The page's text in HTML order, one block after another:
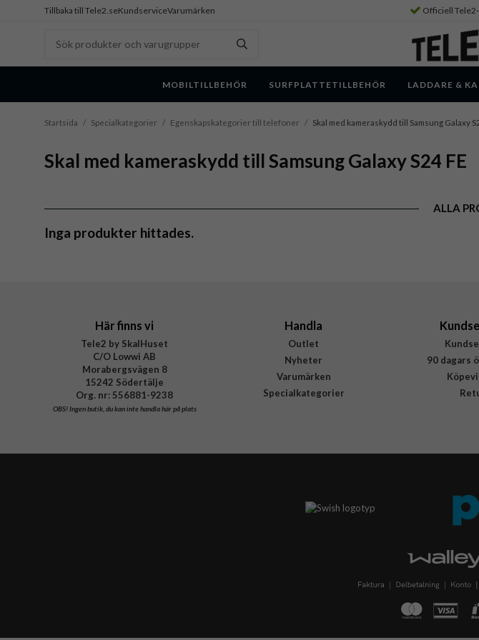
Tillbaka till Tele2.seKundserviceVarumärken Officiell
MOBILTILLBEHÖR SURFPLATTETILLBEHÖR LADDARE &
Startsida / Specialkategorier / Egenskapskategorier till telefoner / Skal med kameraskydd till Samsung Galaxy
Skal med kameraskydd till Samsung Galaxy S24 FE
ALLA
Inga produkter hittades.
Här finns vi
Tele2 by SkalHuset
C/O Lowwi AB
Morabergsvägen 8
15242 Södertälje
Org. nr: 556881-9238
OBS!Ingen butik, du kan inte handla här på plats
Handla
Outlet
Nyheter
Varumärken
Specialkategorier
90 dagars